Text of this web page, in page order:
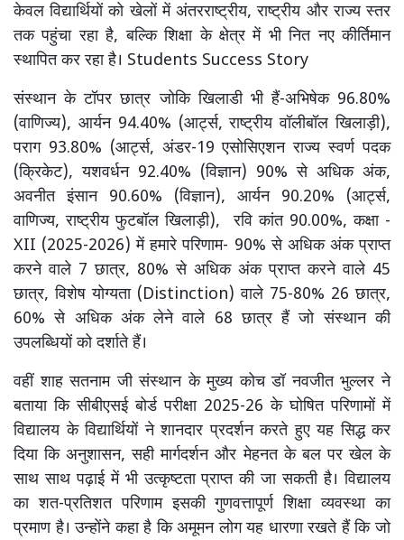
केवल विद्यार्थियों को खेलों में अंतरराष्ट्रीय, राष्ट्रीय और राज्य स्तर
तक पहुंचा रहा है, बल्कि शिक्षा के क्षेत्र में भी नित नए कीर्तिमान
स्थापित कर रहा है। Students Success Story
संस्थान के टॉपर छात्र जोकि खिलाडी भी हैं-अभिषेक 96.80%
(वाणिज्य), आर्यन 94.40% (आर्ट्स, राष्ट्रीय वॉलीबॉल खिलाड़ी),
पराग 93.80% (आर्ट्स, अंडर-19 एसोसिएशन राज्य स्वर्ण पदक
(क्रिकेट), यशवर्धन 92.40% (विज्ञान) 90% से अधिक अंक,
अवनीत इंसान 90.60% (विज्ञान), आर्यन 90.20% (आर्ट्स,
वाणिज्य, राष्ट्रीय फुटबॉल खिलाड़ी), रवि कांत 90.00%, कक्षा -
XII (2025-2026) में हमारे परिणाम- 90% से अधिक अंक प्राप्त
करने वाले 7 छात्र, 80% से अधिक अंक प्राप्त करने वाले 45
छात्र, विशेष योग्यता (Distinction) वाले 75-80% 26 छात्र,
60% से अधिक अंक लेने वाले 68 छात्र हैं जो संस्थान की
उपलब्धियों को दर्शाते हैं।
वहीं शाह सतनाम जी संस्थान के मुख्य कोच डॉ नवजीत भुल्लर ने
बताया कि सीबीएसई बोर्ड परीक्षा 2025-26 के घोषित परिणामों में
विद्यालय के विद्यार्थियों ने शानदार प्रदर्शन करते हुए यह सिद्ध कर
दिया कि अनुशासन, सही मार्गदर्शन और मेहनत के बल पर खेल के
साथ साथ पढ़ाई में भी उत्कृष्टता प्राप्त की जा सकती है। विद्यालय
का शत-प्रतिशत परिणाम इसकी गुणवत्तापूर्ण शिक्षा व्यवस्था का
प्रमाण है। उन्होंने कहा है कि अमूमन लोग यह धारणा रखते हैं कि जो